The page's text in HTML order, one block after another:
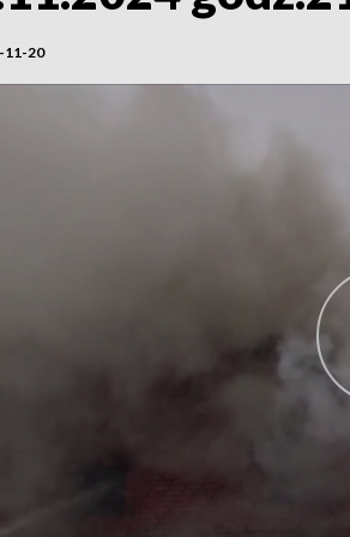
11-20